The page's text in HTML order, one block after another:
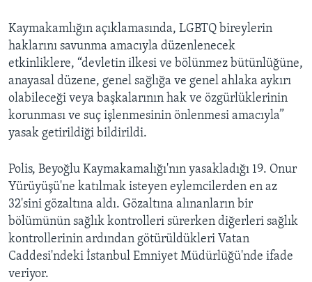
Kaymakamlığın açıklamasında, LGBTQ bireylerin
haklarını savunma amacıyla düzenlenecek
etkinliklere, “devletin ilkesi ve bölünmez bütünlüğüne,
anayasal düzene, genel sağlığa ve genel ahlaka aykırı
olabileceği veya başkalarının hak ve özgürlüklerinin
korunması ve suç işlenmesinin önlenmesi amacıyla”
yasak getirildiği bildirildi.
Polis, Beyoğlu Kaymakamalığı'nın yasakladığı 19. Onur
Yürüyüşü'ne katılmak isteyen eylemcilerden en az
32'sini gözaltına aldı. Gözaltına alınanların bir
bölümünün sağlık kontrolleri sürerken diğerleri sağlık
kontrollerinin ardından götürüldükleri Vatan
Caddesi'ndeki İstanbul Emniyet Müdürlüğü'nde ifade
veriyor.